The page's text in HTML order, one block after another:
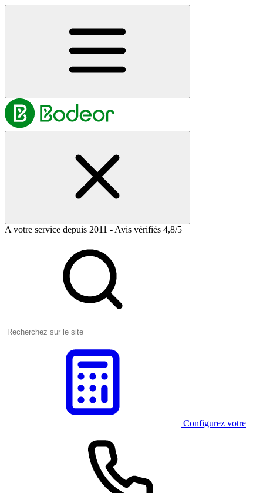
A votre service depuis 2011 - Avis vérifiés 4,8/5
Configurez votre